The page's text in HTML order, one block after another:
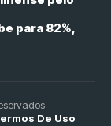
para 82%,
De Uso